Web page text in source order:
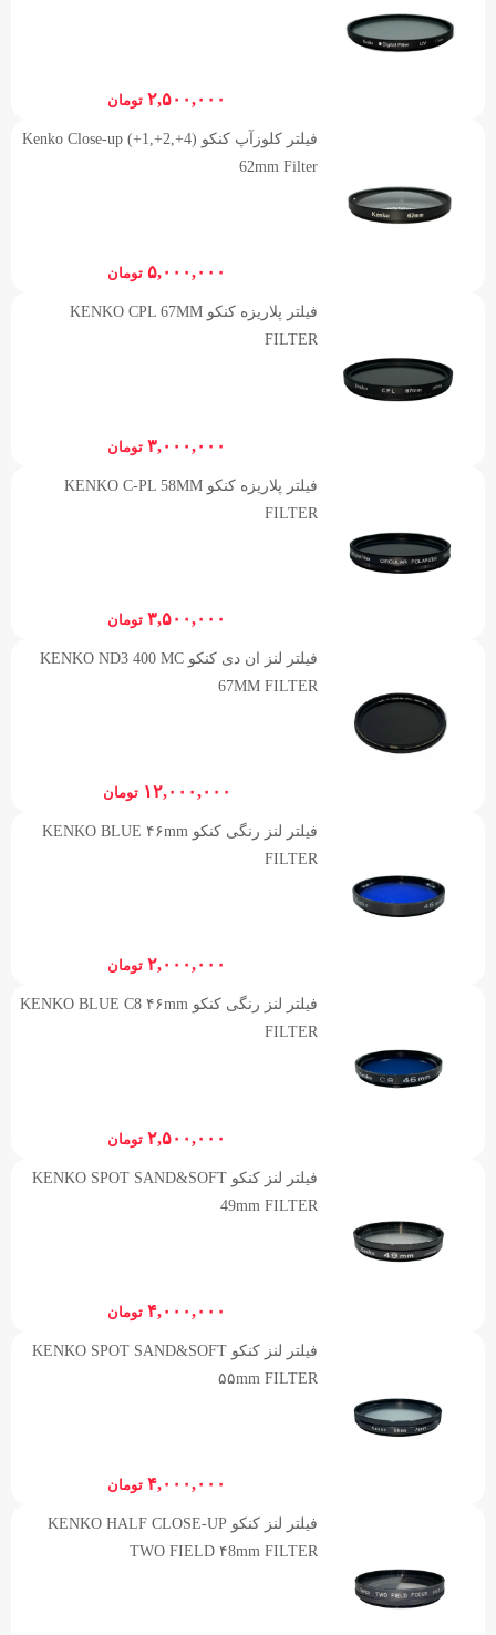
۲,۵۰۰,۰۰۰ تومان
فیلتر کلوزآپ کنکو Kenko Close-up (+1,+2,+4)
62mm Filter
۵,۰۰۰,۰۰۰ تومان
فیلتر پلاریزه کنکو KENKO CPL 67MM
FILTER
۳,۰۰۰,۰۰۰ تومان
فیلتر پلاریزه کنکو KENKO C-PL 58MM
FILTER
۳,۵۰۰,۰۰۰ تومان
فیلتر لنز ان دی کنکو KENKO ND3 400 MC
67MM FILTER
۱۲,۰۰۰,۰۰۰ تومان
فیلتر لنز رنگی کنکو KENKO BLUE ۴۶mm
FILTER
۲,۰۰۰,۰۰۰ تومان
فیلتر لنز رنگی کنکو KENKO BLUE C8 ۴۶mm
FILTER
۲,۵۰۰,۰۰۰ تومان
فیلتر لنز کنکو KENKO SPOT SAND&SOFT
49mm FILTER
۴,۰۰۰,۰۰۰ تومان
فیلتر لنز کنکو KENKO SPOT SAND&SOFT
۵۵mm FILTER
۴,۰۰۰,۰۰۰ تومان
فیلتر لنز کنکو KENKO HALF CLOSE-UP
TWO FIELD ۴8mm FILTER